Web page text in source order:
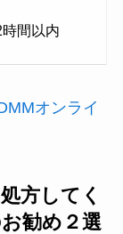
間以内
オンライ
方してく
勧め２選